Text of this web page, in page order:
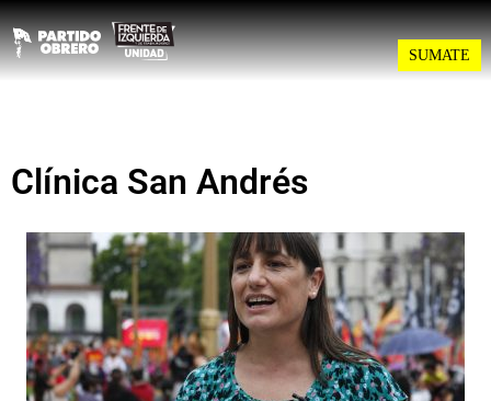
SUMATE
Clínica San Andrés